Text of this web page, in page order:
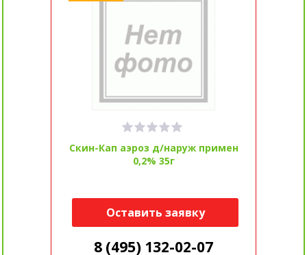
Скин-Кап аэроз д/наруж примен
0,2% 35г
Оставить заявку
8 (495) 132-02-07